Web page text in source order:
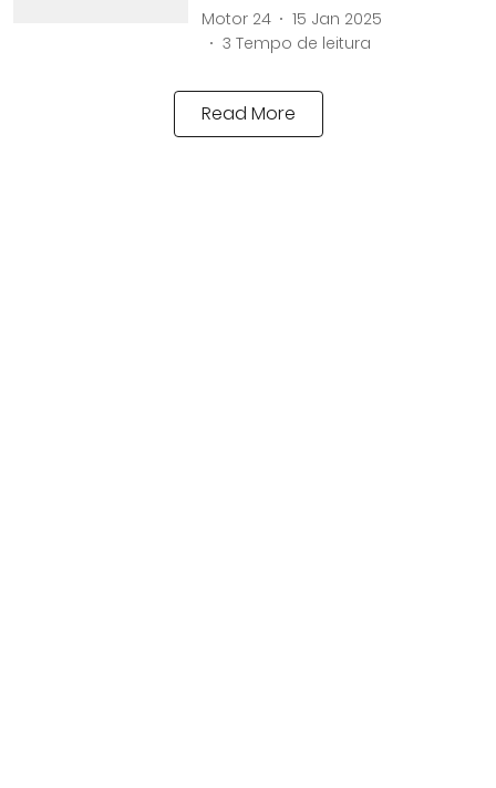
Motor 24
15 Jan 2025
3 Tempo de leitura
Read More